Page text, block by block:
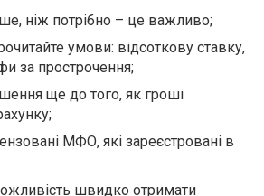
ніж потрібно – це важливо;
умови: відсоткову ставку,
за прострочення;
ще до того, як гроші
МФО, які зареєстровані в
швидко отримати